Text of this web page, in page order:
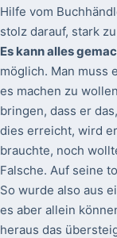
Hilfe vom
stolz darauf, stark
Es kann alles
möglich. Man muss
es machen zu
bringen, dass er
dies erreicht, wird
brauchte, noch
Falsche. Auf seine
So wurde also aus
es aber allein
heraus das